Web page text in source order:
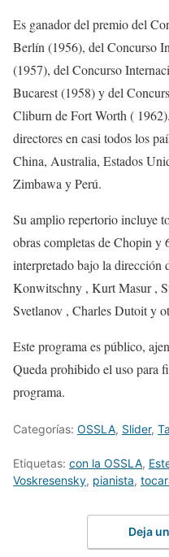
Es ganador del premio del
Berlín (1956), del Concurso
(1957), del Concurso
Bucarest (1958) y del
Cliburn de Fort Worth ( 1962).
directores en casi todos los
China, Australia, Estados Uni
Zimbawa y Perú.
Su amplio repertorioincluye
obras completas de Chopin y
interpretado bajo la dirección
Konwitschny , Kurt Masur ,
Svetlanov , Charles Dutoit y
Este programa es público,
Queda prohibido el uso para
programa.
Categorías: OSSLA, Slider,
Etiquetas: con la OSSLA,
Voskresensky, pianista,
Deja